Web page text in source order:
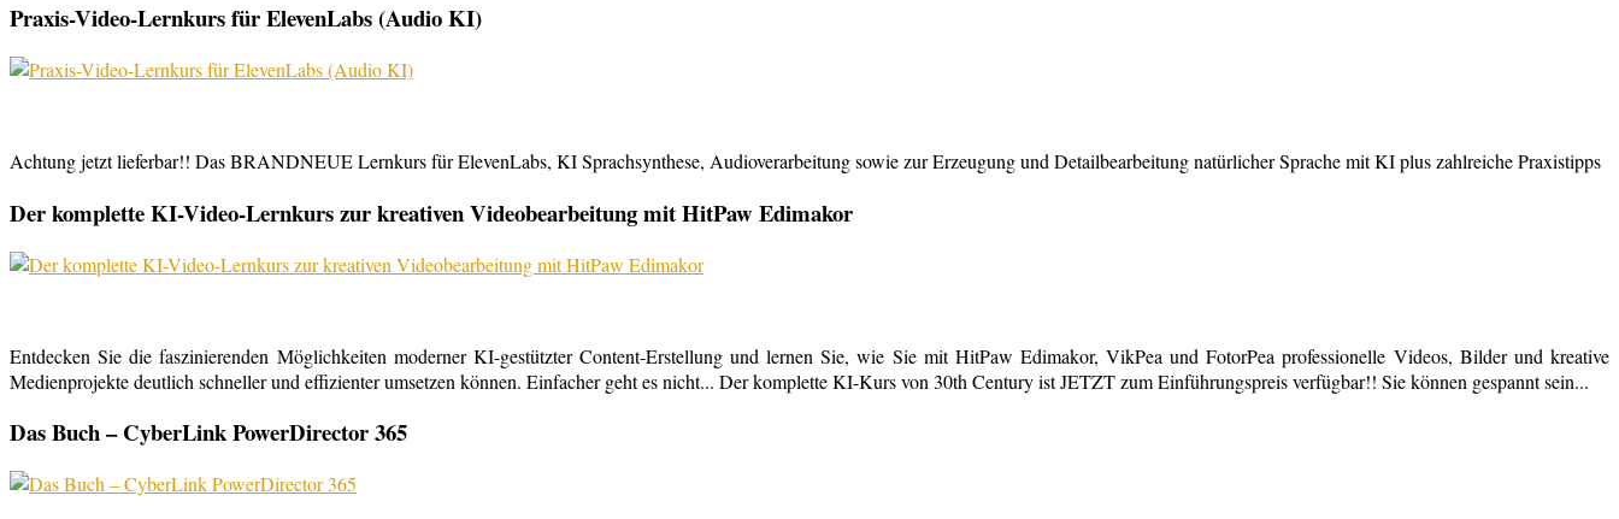
Praxis-Video-Lernkurs für ElevenLabs (Audio KI)
Achtung jetzt lieferbar!! Das BRANDNEUE Lernkurs für ElevenLabs, KI Sprachsynthese, Audioverarbeitung sowie zur Erzeugung und Detailbearbeitung natürlicher Sprache mit KI plus zahlreiche Praxistipps
Der komplette KI-Video-Lernkurs zur kreativen Videobearbeitung mit HitPaw Edimakor
Entdecken Sie die faszinierenden Möglichkeiten moderner KI-gestützter Content-Erstellung und lernen Sie, wie Sie mit HitPaw Edimakor, VikPea und FotorPea professionelle Videos, Bilder und kreative
Medienprojekte deutlich schneller und effizienter umsetzen können. Einfacher geht es nicht... Der komplette KI-Kurs von 30th Century ist JETZT zum Einführungspreis verfügbar!! Sie können gespannt sein...
Das Buch – CyberLink PowerDirector 365